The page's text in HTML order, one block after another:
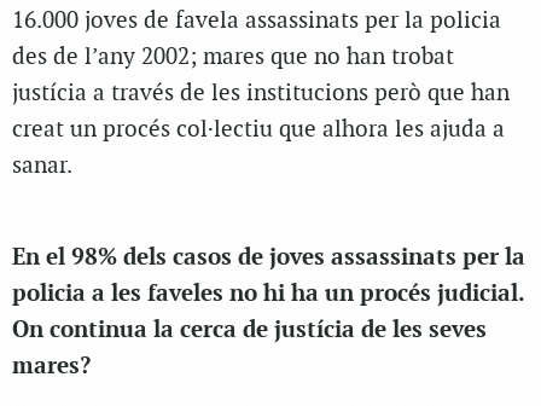
16.000 joves de favela assassinats per la policia
des de l’any 2002; mares que no han trobat
justícia a través de les institucions però que han
creat un procés col·lectiu que alhora les ajuda a
sanar.
En el 98% dels casos de joves assassinats per la
policia a les faveles no hi ha un procés judicial.
On continua la cerca de justícia de les seves
mares?